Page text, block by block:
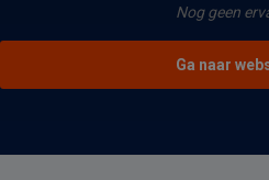
Nog geen
Ga naar